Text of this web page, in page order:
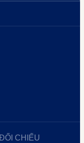
CHIẾU